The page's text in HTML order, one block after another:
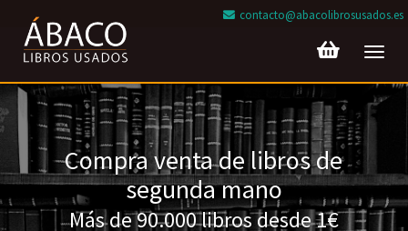
contacto@abacolibrosusados.es
Compra venta de libros de
segunda mano
Más de 90.000 libros desde 1€